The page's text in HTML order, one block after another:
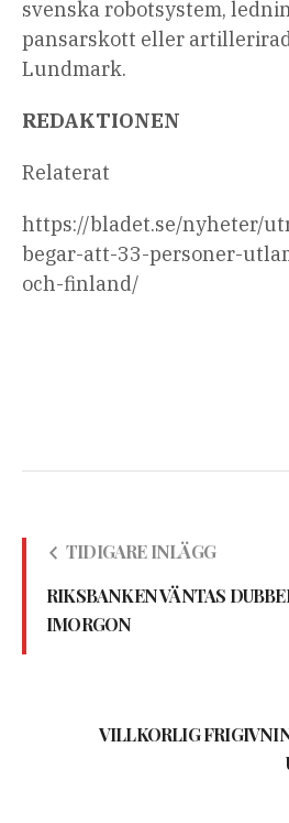
svenska robotsystem,
pansarskott eller
Lundmark.
REDAKTIONEN
Relaterat
https://bladet.se/nyheter/
begar-att-33-personer-
och-finland/
TIDIGARE INLÄGG
RIKSBANKEN VÄNTAS
IMORGON
VILLKORLIG